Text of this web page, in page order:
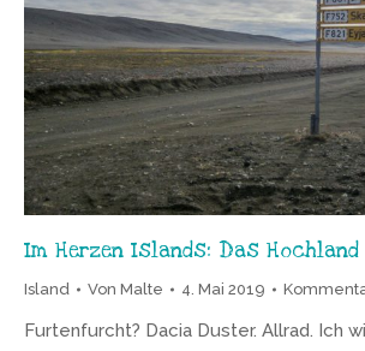
Im Herzen Islands: Das Hochland
Island Von Malte 4. Mai 2019
Furtenfurcht? Dacia Duster. Allrad. Ich